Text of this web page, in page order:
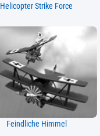
Helicopter Strike Force
Feindliche Himmel